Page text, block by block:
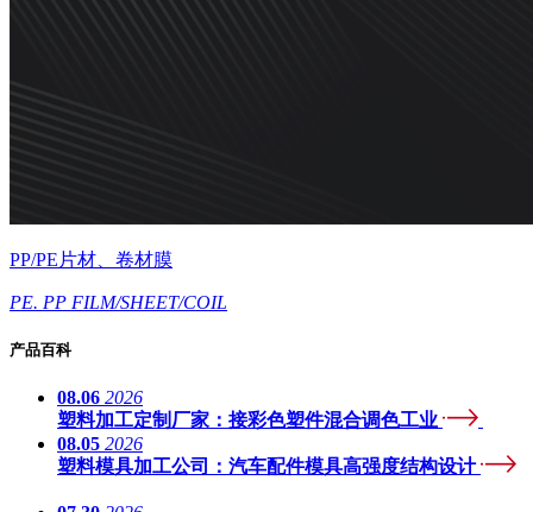
PP/PE片材、卷材膜
PE. PP FILM/SHEET/COIL
产品百科
08.06 2026
塑料加工定制厂家：接彩色塑件混合调色工业
08.05 2026
塑料模具加工公司：汽车配件模具高强度结构设计